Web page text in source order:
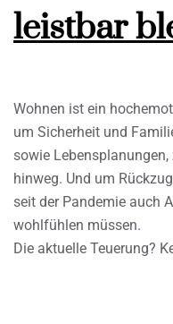
leistbar
Wohnen ist ein
um Sicherheit und
sowie
hinweg. Und um
seit der Pandemie auch
wohlfühlen müssen.
Die aktuelle Teuerung?